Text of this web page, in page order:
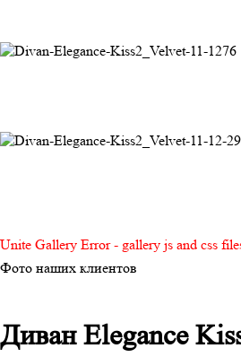
Unite Gallery Error - gallery js and css
Фото наших клиентов
Диван Elegance